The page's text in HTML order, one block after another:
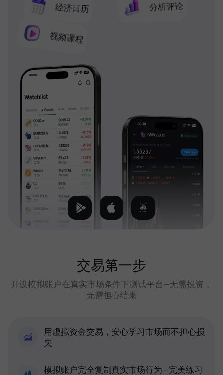
经济日历 分析评论
视频课程
交易第一步
开设模拟账户在真实市场条件下测试平台—无需投资，
无需担心结果
用虚拟资金交易，安心学习市场而不担心损
失
模拟账户完全复制真实市场行为—完美练习